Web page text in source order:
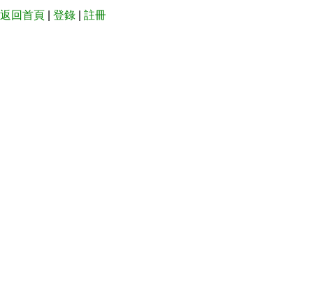
返回首頁 登錄 註冊